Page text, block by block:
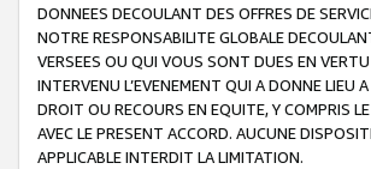
DONNEES DECOULANT DES OFFRES DE
NOTRE RESPONSABILITE GLOBALE
VERSEES OU QUI VOUS SONT DUES EN
INTERVENU L’EVENEMENT QUI A DONNE LIEU
DROIT OU RECOURS EN EQUITE, Y COMPRIS
AVEC LE PRESENT ACCORD. AUCUNE
APPLICABLE INTERDIT LA LIMITATION.